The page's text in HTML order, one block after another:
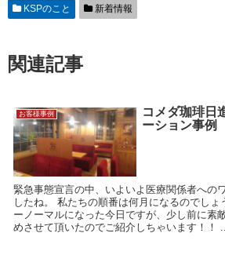
KSPのこと 新着情報
関連記事
お客様事例
コメダ珈琲日
ーション事例
緊急事態宣言の中、いよいよ医療関係者への
したね。 私たちの順番は何月になるのでしょ
ーノーマルになった今日ですが、少し前に素
めさせて頂いたのでご紹介しちゃいます！！